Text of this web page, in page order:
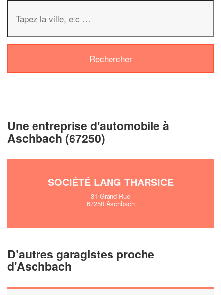
Une entreprise d'automobile à
Aschbach (67250)
SOCIÉTÉ LANG THARSICE
31 Grand Rue
67250 Aschbach
D’autres garagistes proche
d'Aschbach
✕
Vous êtes un
professionnel ?
nouveaux clients